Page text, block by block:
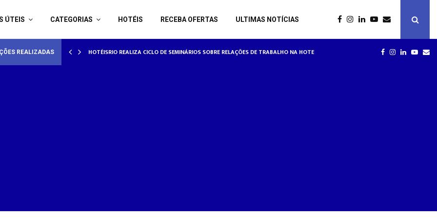
ÚTEIS CATEGORIAS HOTÉIS RECEBA OFERTAS ULTIMAS NOTÍCIAS
REALIZADAS HOTÉISRIO REALIZA CICLO DE SEMINÁRIOS SOBRE RELAÇÕES DE TRABALHO NA HOTELARIA FACEBOOK
INSTAGRAM
LINKEDIN